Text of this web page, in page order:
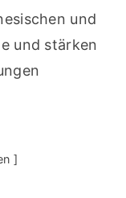
und
und stärken